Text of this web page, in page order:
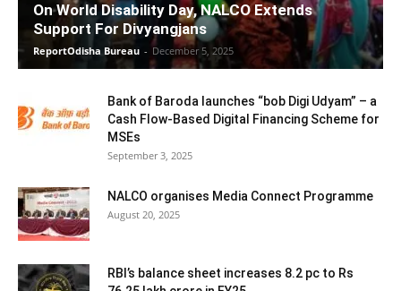
On World Disability Day, NALCO Extends
Support For Divyangjans
ReportOdisha Bureau - December 5, 2025
Bank of Baroda launches “bob Digi Udyam” – a
Cash Flow-Based Digital Financing Scheme for
MSEs
September 3, 2025
NALCO organises Media Connect Programme
August 20, 2025
RBI’s balance sheet increases 8.2 pc to Rs